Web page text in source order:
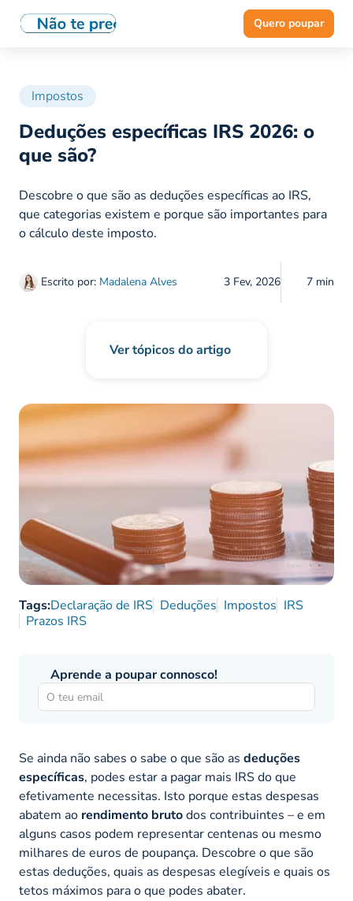
Quero poupar
Impostos
Deduções específicas IRS 2026: o
que são?
Escrito por: Madalena Alves 3 Fev, 2026 7 min
Descobre o que são as deduções específicas ao IRS,
que categorias existem e porque são importantes para
o cálculo deste imposto.
Ver tópicos do artigo
Tags:Declaração de IRS Deduções Impostos IRS
Prazos IRS
Aprende a poupar connosco!
Se ainda não sabes o sabe o que são as deduções
específicas, podes estar a pagar mais IRS do que
efetivamente necessitas. Isto porque estas despesas
abatem ao rendimento brutodos contribuintes – e em
alguns casos podem representar centenas ou mesmo
milhares de euros de poupança. Descobre o que são
estas deduções, quais as despesas elegíveis e quais os
tetos máximos para o que podes abater.